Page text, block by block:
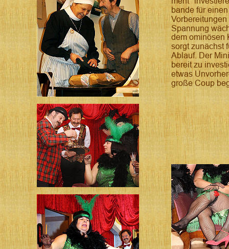
bande für
Spannung
dem ominösen
sorgt zunächst
Ablauf. Der
bereit zu
etwas
große Coup